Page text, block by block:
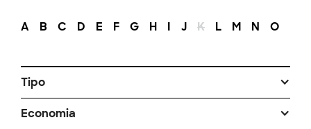
A B C D E F G H I J K L M N O
Tipo
Economia